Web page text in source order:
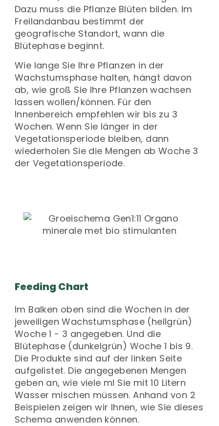
Dazu muss die Pflanze Blüten bilden. Im
Freilandanbau bestimmt der
geografische Standort, wann die
Blütephase beginnt.
Wie lange Sie Ihre Pflanzen in der
Wachstumsphase halten, hängt davon
ab, wie groß Sie Ihre Pflanzen wachsen
lassen wollen/können. Für den
Innenbereich empfehlen wir bis zu 3
Wochen. Wenn Sie länger in der
Vegetationsperiode bleiben, dann
wiederholen Sie die Mengen ab Woche 3
der Vegetationsperiode.
Feeding Chart
Im Balken oben sind die Wochen in der
jeweiligen Wachstumsphase (hellgrün)
Woche 1 - 3 angegeben. Und die
Blütephase (dunkelgrün) Woche 1 bis 9.
Die Produkte sind auf der linken Seite
aufgelistet. Die angegebenen Mengen
geben an, wie viele ml Sie mit 10 Litern
Wasser mischen müssen. Anhand von 2
Beispielen zeigen wir Ihnen, wie Sie dieses
Schema anwenden können.